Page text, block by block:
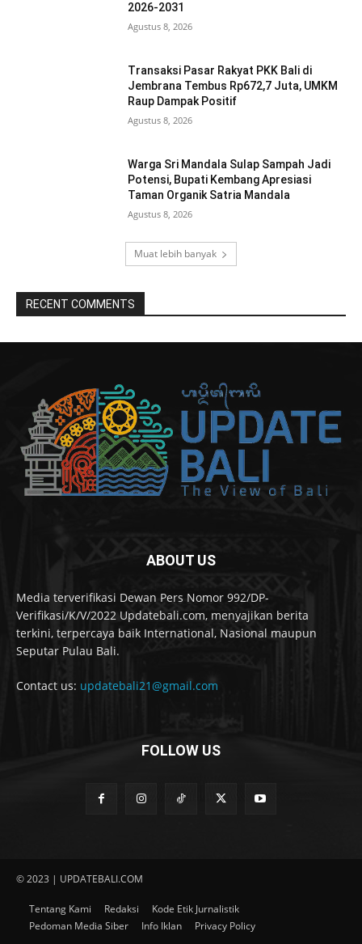
2026-2031
Agustus 8, 2026
Transaksi Pasar Rakyat PKK Bali di
Jembrana Tembus Rp672,7 Juta, UMKM
Raup Dampak Positif
Agustus 8, 2026
Warga Sri Mandala Sulap Sampah Jadi
Potensi, Bupati Kembang Apresiasi
Taman Organik Satria Mandala
Agustus 8, 2026
Muat lebih banyak
RECENT COMMENTS
ABOUT US
Media terverifikasi Dewan Pers Nomor 992/DP-
Verifikasi/K/V/2022 Updatebali.com, menyajikan berita
terkini, terpercaya baik International, Nasional maupun
Seputar Pulau Bali.
Contact us: updatebali21@gmail.com
FOLLOW US
© 2023 | UPDATEBALI.COM
Tentang Kami Redaksi
Kode Etik Jurnalistik
Pedoman Media Siber
Info Iklan Privacy Policy